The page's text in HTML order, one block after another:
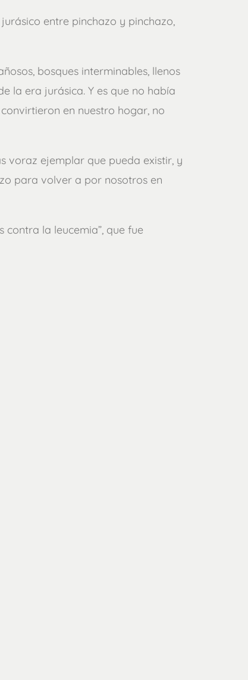
entre pinchazo y pinchazo,
bosques interminables, llenos
la era jurásica. Y es que no había
en nuestro hogar, no
voraz ejemplar que pueda existir, y
para volver a por nosotros en
contra la leucemia”, que fue